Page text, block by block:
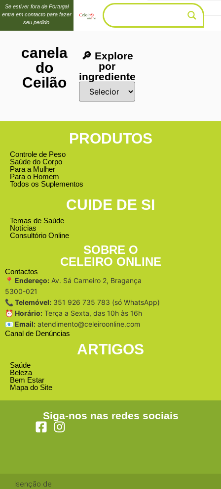
Se estiver fora de Portugal
entre em contacto para fazer
seu pedido.
canela
do
Ceilão
🔎 Explore
por
ingrediente
PRODUTOS
Controle de Peso
Saúde do Corpo
Para a Mulher
Para o Homem
Todos os Suplementos
CUIDE DE SI
Temas de Saúde
Notícias
Consultório Online
SOBRE O
CELEIRO ONLINE
Contactos
📍 Endereço: Av. Sá Carneiro 2, Bragança
5300-021
📞 Telemóvel: 351 926 735 783 (só WhatsApp)
⏰ Horário: Terça a Sexta, das 10h às 16h
📧 Email: atendimento@celeiroonline.com
Canal de Denúncias
ARTIGOS
Saúde
Beleza
Bem Estar
Mapa do Site
Siga-nos nas redes sociais
Isenção de